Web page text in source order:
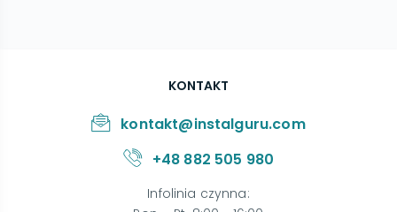
KONTAKT
kontakt@instalguru.com
+48 882 505 980
Infolinia czynna: